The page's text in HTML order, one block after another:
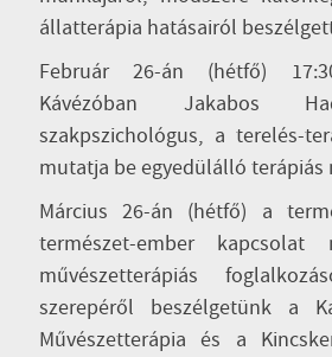
állatterápia hatásairól
Február 26-án (hétfő)
Kávézóban Jakabos
szakpszichológus, a terelés-
mutatja be egyedülálló terápiás
Március 26-án (hétfő) a
természet-ember kapcsolat
művészetterápiás
szerepéről beszélgetünk a
Művészetterápia és a